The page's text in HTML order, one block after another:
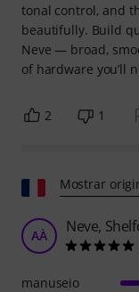
tonal control, and
beautifully. Build
Neve — broad,
of hardware you’ll
2 1
Mostrar
AÀ Neve,
manuseio